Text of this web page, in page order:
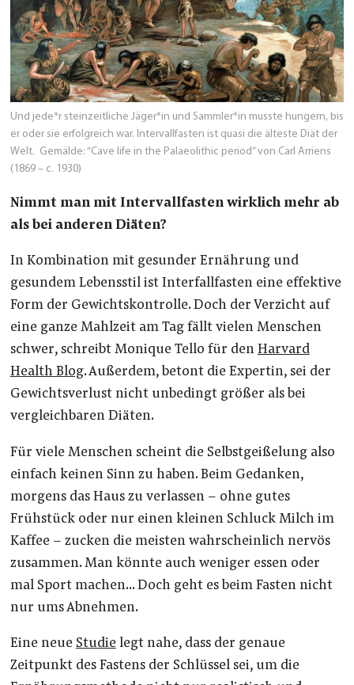
Und jede*r steinzeitliche Jäger*in und Sammler*in musste hungern, bis
er oder sie erfolgreich war. Intervallfasten ist quasi die älteste Diät der
Welt. Gemälde: “Cave life in the Palaeolithic period” von Carl Arriens
(1869 – c. 1930)
Nimmt man mit Intervallfasten wirklich mehr ab
als bei anderen Diäten?
In Kombination mit gesunder Ernährung und
gesundem Lebensstil ist Interfallfasten eine effektive
Form der Gewichtskontrolle. Doch der Verzicht auf
eine ganze Mahlzeit am Tag fällt vielen Menschen
schwer, schreibt Monique Tello für den Harvard
Health Blog. Außerdem, betont die Expertin, sei der
Gewichtsverlust nicht unbedingt größer als bei
vergleichbaren Diäten.
Für viele Menschen scheint die Selbstgeißelung also
einfach keinen Sinn zu haben. Beim Gedanken,
morgens das Haus zu verlassen – ohne gutes
Frühstück oder nur einen kleinen Schluck Milch im
Kaffee – zucken die meisten wahrscheinlich nervös
zusammen. Man könnte auch weniger essen oder
mal Sport machen… Doch geht es beim Fasten nicht
nur ums Abnehmen.
Eine neue Studielegt nahe, dass der genaue
Zeitpunkt des Fastens der Schlüssel sei, um die